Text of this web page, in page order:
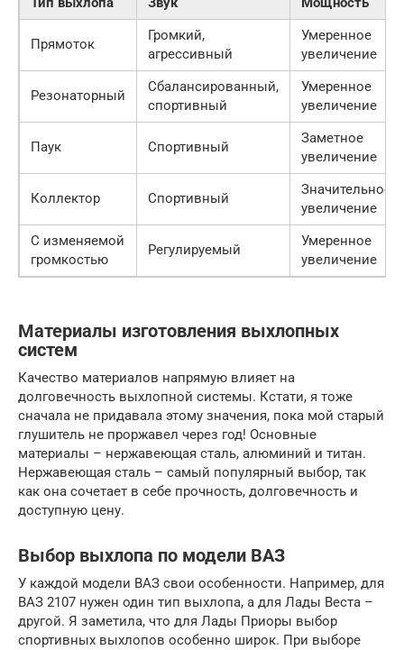
Прямоток
Громкий,
агрессивный
Умеренное
увеличение
Резонаторный
Сбалансированный,
спортивный
Умеренное
увеличение
Паук Спортивный
Заметное
увеличение
Коллектор Спортивный
Значительное
увеличение
С изменяемой
громкостью
Регулируемый
Умеренное
увеличение
Материалы изготовления выхлопных
систем
Качество материалов напрямую влияет на
долговечность выхлопной системы. Кстати, я тоже
сначала не придавала этому значения, пока мой старый
глушитель не проржавел через год! Основные
материалы – нержавеющая сталь, алюминий и титан.
Нержавеющая сталь – самый популярный выбор, так
как она сочетает в себе прочность, долговечность и
доступную цену.
Выбор выхлопа по модели ВАЗ
У каждой модели ВАЗ свои особенности. Например, для
ВАЗ 2107 нужен один тип выхлопа, а для Лады Веста –
другой. Я заметила, что для Лады Приоры выбор
спортивных выхлопов особенно широк. При выборе